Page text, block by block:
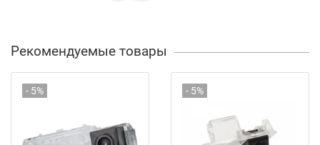
Рекомендуемые товары
- 5% - 5%